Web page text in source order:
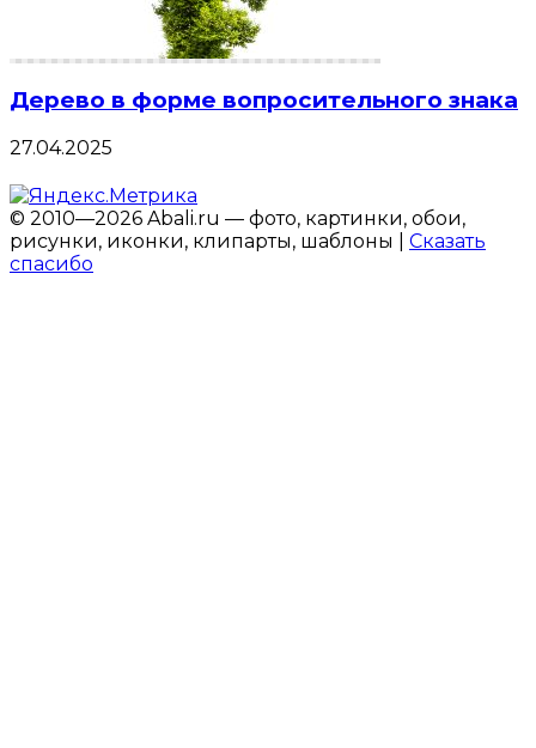
Дерево в форме вопросительного знака
27.04.2025
© 2010—2026 Abali.ru — фото, картинки, обои,
рисунки, иконки, клипарты, шаблоны | Сказать
спасибо